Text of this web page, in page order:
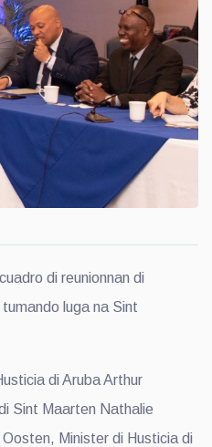
di reunionnan di
luga na Sint
di Aruba Arthur
Sint Maarten Nathalie
Minister di Husticia di